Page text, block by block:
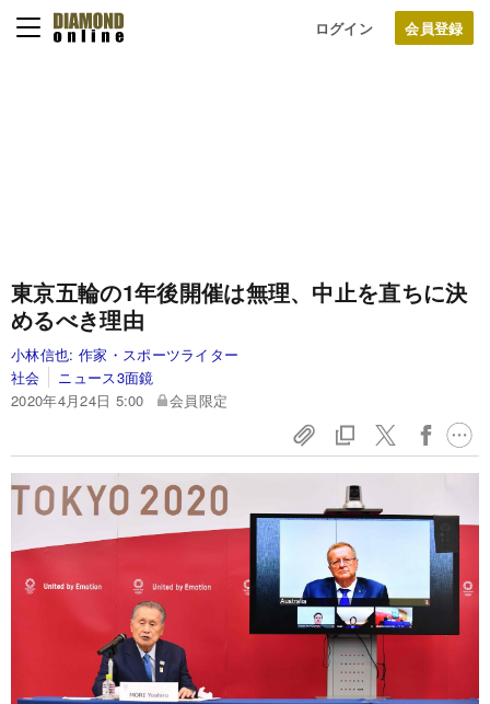
ログイン
東京五輪の1年後開催は無理、中止を直ちに決
めるべき理由
小林信也: 作家・スポーツライター
社会
ニュース3面鏡
2020年4月24日 5:00
会員限定